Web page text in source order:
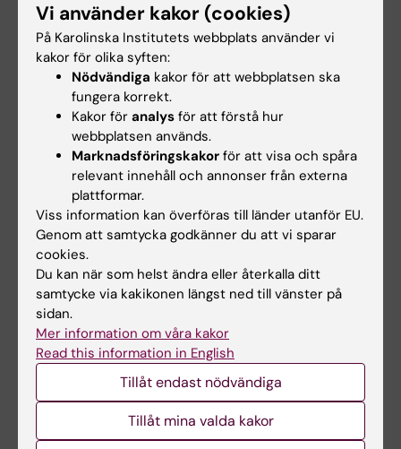
Medical Doctors' Perceptions of the Media
Coverage during the Covid-19 Pandemic: A
Case Study in Stockholm
Brune C; Agerholm J; Liljas A
Alla övriga publikationer
REVIEW:LAKARTIDNINGEN.
[Climate and health in medical education
today].
Persson Cofina I; Laurell C; Regnér S; Mezger N;
Brune C; Kihlborg C; Vilhelmsson AAlla författare
Forskningsområden:
Folkhälsovetenskap, global hälsa och socialmedicin
Är du Clara Brune?
Redigera din profil
Vi använder kakor (cookies)
På Karolinska Institutets webbplats använder vi
kakor för olika syften:
Nödvändiga kakor för att webbplatsen ska
fungera korrekt.
Kakor för analys för att förstå hur
webbplatsen används.
Marknadsföringskakor för att visa och spåra
relevant innehåll och annonser från externa
plattformar.
Viss information kan överföras till länder utanför EU.
Genom att samtycka godkänner du att vi sparar
cookies.
Du kan när som helst ändra eller återkalla ditt
samtycke via kakikonen längst ned till vänster på
sidan.
Mer information om våra kakor
Read this information in English
Tillåt endast nödvändiga
Tillåt mina valda kakor